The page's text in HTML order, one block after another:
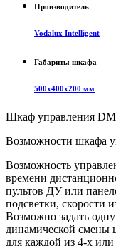
Производитель
Vodalux Intelligent
Габариты шкафа
500х400х200 мм
Шкаф управления
Возможности шкафа
Возможность
времени
пультов ДУ или
подсветки, скорости
Возможно задать
динамической смены
для каждой из 4-х